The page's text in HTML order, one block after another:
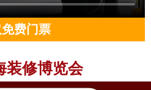
费门票
装修博览会